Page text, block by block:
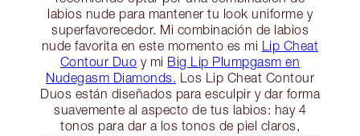
labios nude para mantener tu look uniforme y
superfavorecedor. Mi combinación de labios
nude favorita en este momento es mi
Lip Cheat
Contour Duo y mi Big Lip Plumpgasm en
Nudegasm Diamonds. Los Lip Cheat Contour
Duos están diseñados para esculpir y dar forma
suavemente al aspecto de tus labios: hay 4
tonos para dar a los tonos de piel claros,